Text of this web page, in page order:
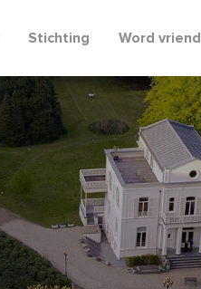
Stichting Word vriend